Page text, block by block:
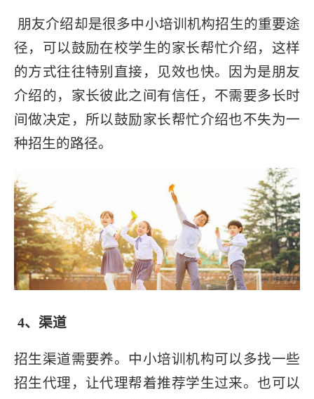
朋友介绍却是很多中小培训机构招生的重要途
径，可以鼓励在校学生的家长帮忙介绍，这样
的方式往往特别直接，见效也快。因为是朋友
介绍的，家长彼此之间有信任，不需要多长时
间做决定，所以鼓励家长帮忙介绍也不失为一
种招生的路径。
4、渠道
招生渠道需要养。中小培训机构可以多找一些
招生代理，让代理帮着推荐学生过来。也可以